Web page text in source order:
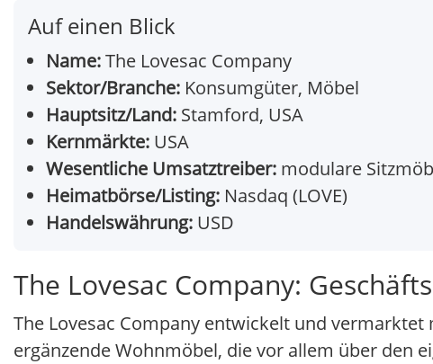
Auf einen Blick
Name:The Lovesac Company
Sektor/Branche: Konsumgüter, Möbel
Hauptsitz/Land: Stamford, USA
Kernmärkte: USA
Wesentliche Umsatztreiber: modulare
Heimatbörse/Listing: Nasdaq (LOVE)
Handelswährung: USD
The Lovesac Company:
The Lovesac Company entwickelt und
ergänzende Wohnmöbel, die vor allem über den